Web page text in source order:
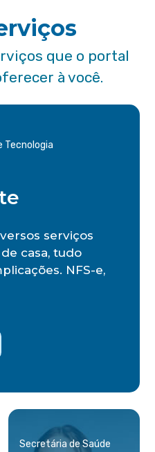
que o portal
à você.
Tecnologia
serviços
casa, tudo
NFS-e,
Secretária de Saúde